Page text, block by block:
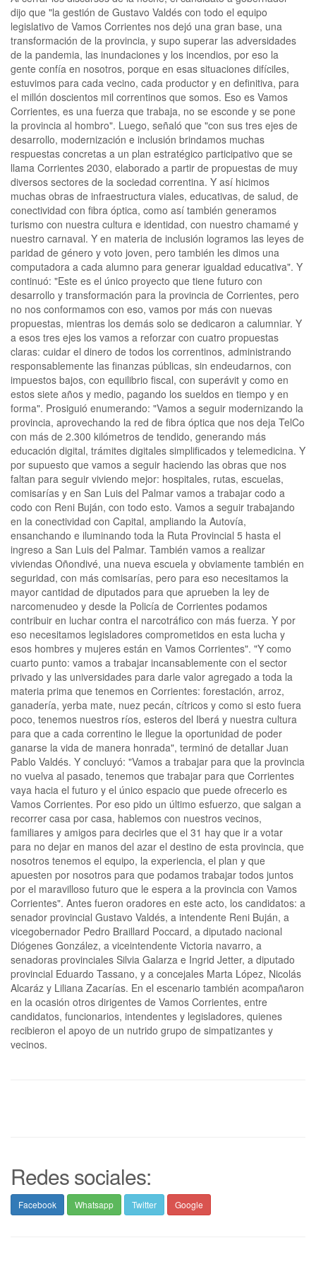
dijo que "la gestión de Gustavo Valdés con todo el equipo
legislativo de Vamos Corrientes nos dejó una gran base, una
transformación de la provincia, y supo superar las adversidades
de la pandemia, las inundaciones y los incendios, por eso la
gente confía en nosotros, porque en esas situaciones difíciles,
estuvimos para cada vecino, cada productor y en definitiva, para
el millón doscientos mil correntinos que somos. Eso es Vamos
Corrientes, es una fuerza que trabaja, no se esconde y se pone
la provincia al hombro". Luego, señaló que "con sus tres ejes de
desarrollo, modernización e inclusión brindamos muchas
respuestas concretas a un plan estratégico participativo que se
llama Corrientes 2030, elaborado a partir de propuestas de muy
diversos sectores de la sociedad correntina. Y así hicimos
muchas obras de infraestructura viales, educativas, de salud, de
conectividad con fibra óptica, como así también generamos
turismo con nuestra cultura e identidad, con nuestro chamamé y
nuestro carnaval. Y en materia de inclusión logramos las leyes de
paridad de género y voto joven, pero también les dimos una
computadora a cada alumno para generar igualdad educativa". Y
continuó: "Este es el único proyecto que tiene futuro con
desarrollo y transformación para la provincia de Corrientes, pero
no nos conformamos con eso, vamos por más con nuevas
propuestas, mientras los demás solo se dedicaron a calumniar. Y
a esos tres ejes los vamos a reforzar con cuatro propuestas
claras: cuidar el dinero de todos los correntinos, administrando
responsablemente las finanzas públicas, sin endeudarnos, con
impuestos bajos, con equilibrio fiscal, con superávit y como en
estos siete años y medio, pagando los sueldos en tiempo y en
forma". Prosiguió enumerando: "Vamos a seguir modernizando la
provincia, aprovechando la red de fibra óptica que nos deja TelCo
con más de 2.300 kilómetros de tendido, generando más
educación digital, trámites digitales simplificados y telemedicina. Y
por supuesto que vamos a seguir haciendo las obras que nos
faltan para seguir viviendo mejor: hospitales, rutas, escuelas,
comisarías y en San Luis del Palmar vamos a trabajar codo a
codo con Reni Buján, con todo esto. Vamos a seguir trabajando
en la conectividad con Capital, ampliando la Autovía,
ensanchando e iluminando toda la Ruta Provincial 5 hasta el
ingreso a San Luis del Palmar. También vamos a realizar
viviendas Oñondivé, una nueva escuela y obviamente también en
seguridad, con más comisarías, pero para eso necesitamos la
mayor cantidad de diputados para que aprueben la ley de
narcomenudeo y desde la Policía de Corrientes podamos
contribuir en luchar contra el narcotráfico con más fuerza. Y por
eso necesitamos legisladores comprometidos en esta lucha y
esos hombres y mujeres están en Vamos Corrientes". "Y como
cuarto punto: vamos a trabajar incansablemente con el sector
privado y las universidades para darle valor agregado a toda la
materia prima que tenemos en Corrientes: forestación, arroz,
ganadería, yerba mate, nuez pecán, cítricos y como si esto fuera
poco, tenemos nuestros ríos, esteros del Iberá y nuestra cultura
para que a cada correntino le llegue la oportunidad de poder
ganarse la vida de manera honrada", terminó de detallar Juan
Pablo Valdés. Y concluyó: "Vamos a trabajar para que la provincia
no vuelva al pasado, tenemos que trabajar para que Corrientes
vaya hacia el futuro y el único espacio que puede ofrecerlo es
Vamos Corrientes. Por eso pido un último esfuerzo, que salgan a
recorrer casa por casa, hablemos con nuestros vecinos,
familiares y amigos para decirles que el 31 hay que ir a votar
para no dejar en manos del azar el destino de esta provincia, que
nosotros tenemos el equipo, la experiencia, el plan y que
apuesten por nosotros para que podamos trabajar todos juntos
por el maravilloso futuro que le espera a la provincia con Vamos
Corrientes". Antes fueron oradores en este acto, los candidatos: a
senador provincial Gustavo Valdés, a intendente Reni Buján, a
vicegobernador Pedro Braillard Poccard, a diputado nacional
Diógenes González, a viceintendente Victoria navarro, a
senadoras provinciales Silvia Galarza e Ingrid Jetter, a diputado
provincial Eduardo Tassano, y a concejales Marta López, Nicolás
Alcaráz y Liliana Zacarías. En el escenario también acompañaron
en la ocasión otros dirigentes de Vamos Corrientes, entre
candidatos, funcionarios, intendentes y legisladores, quienes
recibieron el apoyo de un nutrido grupo de simpatizantes y
vecinos.
Redes sociales:
Facebook Whatsapp Twitter Google